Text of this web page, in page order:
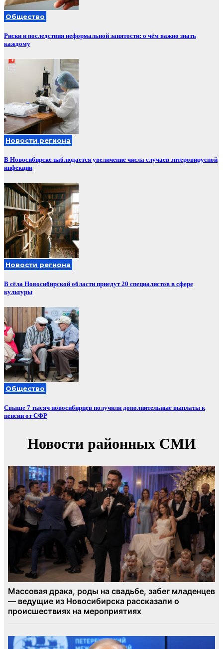
Общество
Риски и последствия неформальной занятости: о чём важно знать
каждому
Новости региона
В Новосибирске наблюдается увеличение числа случаев энтеровирусной
инфекции
Новости региона
В сёла Новосибирской области приедут 20 специалистов в сфере
культуры
Общество
Свыше 7 тысяч новосибирцев получили дополнительные выплаты к
пенсии от СФР